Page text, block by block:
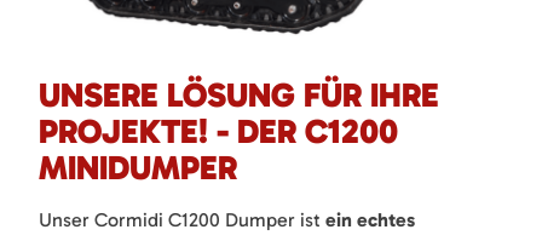
UNSERE LÖSUNG FÜR IHRE
PROJEKTE! - DER C1200
MINIDUMPER
Unser Cormidi C1200 Dumper ist ein echtes